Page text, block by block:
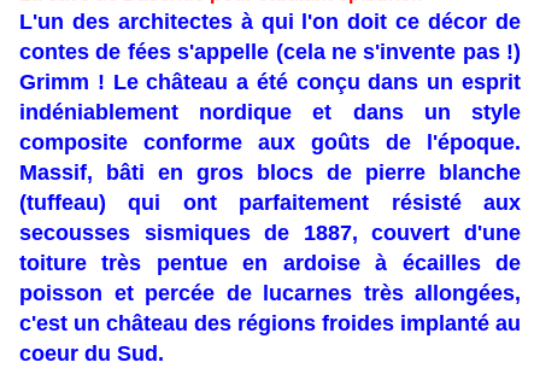
L'un des architectes à qui l'on doit ce décor de
contes de fées s'appelle (cela ne s'invente pas !)
Grimm ! Le château a été conçu dans un esprit
indéniablement nordique et dans un style
composite conforme aux goûts de l'époque.
Massif, bâti en gros blocs de pierre blanche
(tuffeau) qui ont parfaitement résisté aux
secousses sismiques de 1887, couvert d'une
toiture très pentue en ardoise à écailles de
poisson et percée de lucarnes très allongées,
c'est un château des régions froides implanté au
coeur du Sud.